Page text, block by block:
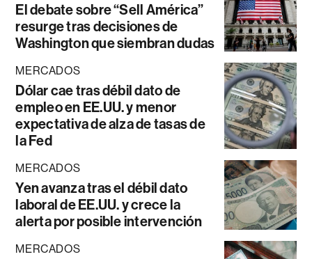
El debate sobre “Sell América”
resurge tras decisiones de
Washington que siembran dudas
MERCADOS
Dólar cae tras débil dato de
empleo en EE.UU. y menor
expectativa de alza de tasas de
la Fed
MERCADOS
Yen avanza tras el débil dato
laboral de EE.UU. y crece la
alerta por posible intervención
MERCADOS